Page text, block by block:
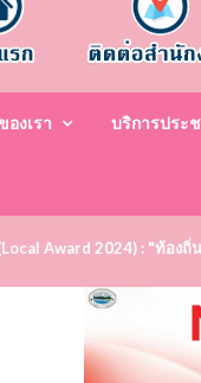
องเรา บริการประ
Award 2024) : "ท้อง